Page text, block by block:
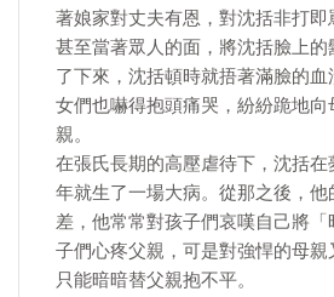
著娘家對丈夫有恩，對沈括非打即
甚至當著眾人的面，將沈括臉上的
了下來，沈括頓時就捂著滿臉的
女們也嚇得抱頭痛哭，紛紛跪地向
親。
在張氏長期的高壓虐待下，沈括在
年就生了一場大病。從那之後，他
差，他常常對孩子們哀嘆自己將
子們心疼父親，可是對強悍的母親
只能暗暗替父親抱不平。